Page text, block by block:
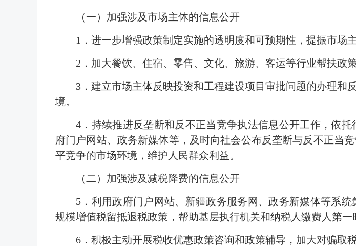
（一）加强涉及市场主体的信息公开
1．进一步增强政策制定实施的透明度和可预期性，提振市场
2．加大餐饮、住宿、零售、文化、旅游、客运等行业帮扶政
3．建立市场主体反映投资和工程建设项目审批问题的办理和
境。
4．持续推进反垄断和反不正当竞争执法信息公开工作，依
府门户网站、政务新媒体等，及时向社会公布反垄断与反不正当
平竞争的市场环境，维护人民群众利益。
（二）加强涉及减税降费的信息公开
5．利用政府门户网站、新疆政务服务网、政务新媒体等系
规模增值税留抵退税政策，帮助基层执行机关和纳税人缴费人第
6．积极主动开展税收优惠政策咨询和政策辅导，加大对骗取